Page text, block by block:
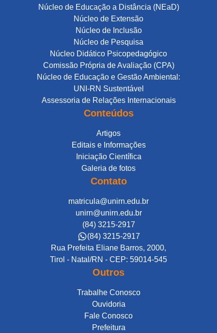
Núcleo de Educação a Distância (NEaD)
Núcleo de Extensão
Núcleo de Inclusão
Núcleo de Pesquisa
Núcleo Didático Psicopedagógico
Comissão Própria de Avaliação (CPA)
Núcleo de Educação e Gestão Ambiental:
UNI-RN Sustentável
Assessoria de Relações Internacionais
Conteúdos
Artigos
Editais e Informações
Iniciação Científica
Galeria de fotos
Contato
matricula@unirn.edu.br
unirn@unirn.edu.br
(84) 3215-2917
(84) 3215-2917
Rua Prefeita Eliane Barros, 2000,
Tirol - Natal/RN - CEP: 59014-545
Outros
Trabalhe Conosco
Ouvidoria
Fale Conosco
Prefeitura